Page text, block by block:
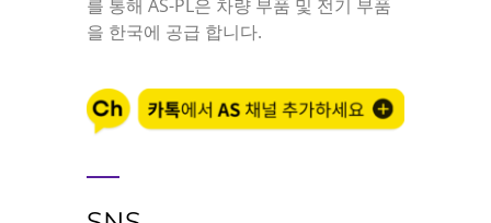
를 통해 AS-PL은 차량 부품 및 전기 부품
을 한국에 공급 합니다.